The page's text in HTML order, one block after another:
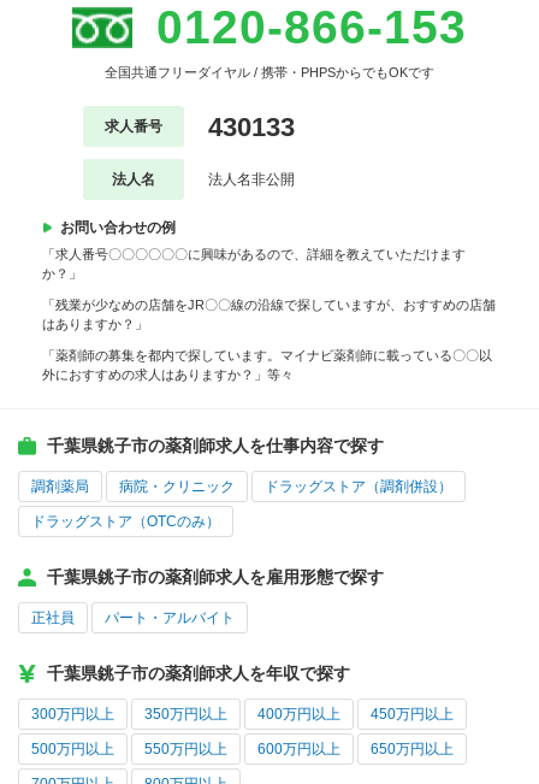
0120-866-153
全国共通フリーダイヤル / 携帯・PHPSからでもOKです
求人番号 430133
法人名 法人名非公開
お問い合わせの例
「求人番号〇〇〇〇〇〇に興味があるので、詳細を教えていただけます
か？」
「残業が少なめの店舗をJR〇〇線の沿線で探していますが、おすすめの店舗
はありますか？」
「薬剤師の募集を都内で探しています。マイナビ薬剤師に載っている〇〇以
外におすすめの求人はありますか？」等々
千葉県銚子市の薬剤師求人を仕事内容で探す
調剤薬局 病院・クリニック ドラッグストア（調剤併設）
ドラッグストア（OTCのみ）
千葉県銚子市の薬剤師求人を雇用形態で探す
正社員 パート・アルバイト
千葉県銚子市の薬剤師求人を年収で探す
300万円以上 350万円以上 400万円以上 450万円以上
500万円以上 550万円以上 600万円以上 650万円以上